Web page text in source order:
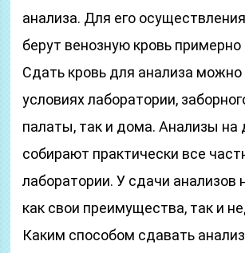
анализа. Для его
берут венозную кровь примерно
Сдать кровь для анализа можно
условиях лаборатории,
палаты, так и дома. Анализы на
собирают практически все
лаборатории. У сдачи анализов
как свои преимущества, так и
Каким способом сдавать